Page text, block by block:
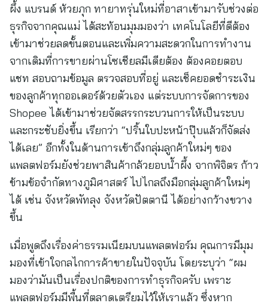
ผึ้ง แบรนด์ ห้วยภุก ทายาทรุ่นใหม่ที่อาสาเข้ามารับช่วงต่อ
ธุรกิจจากคุณแม่ ได้สะท้อนมุมมองว่า เทคโนโลยีที่ดีต้อง
เข้ามาช่วยลดขั้นตอนและเพิ่มความสะดวกในการทำงาน
จากเดิมที่การขายผ่านโซเชียลมีเดียต้อง ต้องคอยตอบ
แชท สอบถามข้อมูล ตรวจสอบที่อยู่ และเช็คยอดชำระเงิน
ของลูกค้าทุกออเดอร์ด้วยตัวเอง แต่ระบบการจัดการของ
Shopee ได้เข้ามาช่วยจัดสรรกระบวนการให้เป็นระบบ
และกระชับยิ่งขึ้น เรียกว่า “ปริ้นใบปะหน้าปุ๊บแล้วก็จัดส่ง
ได้เลย” อีกทั้งในด้านการเข้าถึงกลุ่มลูกค้าใหม่ๆ ของ
แพลตฟอร์มยังช่วยพาสินค้ากล้วยอบน้ำผึ้ง จากพิจิตร ก้าว
ข้ามข้อจำกัดทางภูมิศาสตร์ ไปไกลถึงมือกลุ่มลูกค้าใหม่ๆ
ได้ เช่น จังหวัดพัทลุง จังหวัดปัตตานี ได้อย่างกว้างขวาง
ขึ้น
เมื่อพูดถึงเรื่องค่าธรรมเนียมบนแพลตฟอร์ม คุณการมีมุม
มองที่เข้าใจกลไกการค้าขายในปัจจุบัน โดยระบุว่า “ผม
มองว่ามันเป็นเรื่องปกติของการทำธุรกิจครับ เพราะ
แพลตฟอร์มมีพื้นที่ตลาดเตรียมไว้ให้เราแล้ว ซึ่งหาก